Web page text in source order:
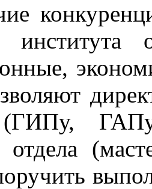
ие
института
(ГИПу, ГАП
отдела